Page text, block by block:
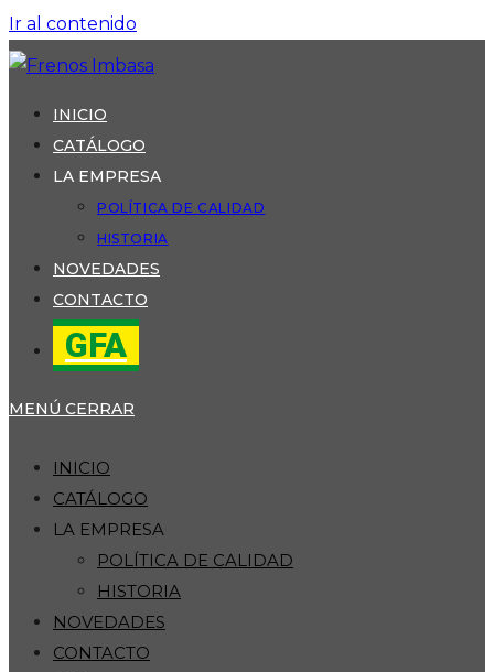
Ir al contenido
INICIO
CATÁLOGO
LA EMPRESA
POLÍTICA DE CALIDAD
HISTORIA
NOVEDADES
CONTACTO
GFA
MENÚ CERRAR
INICIO
CATÁLOGO
LA EMPRESA
POLÍTICA DE CALIDAD
HISTORIA
NOVEDADES
CONTACTO